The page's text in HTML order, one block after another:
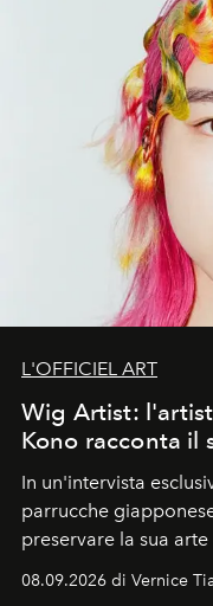
L'OFFICIEL ART
Wig Artist:
Kono racconta il
In un'intervista
parrucche
preservare la sua
08.09.2026 di Vernice